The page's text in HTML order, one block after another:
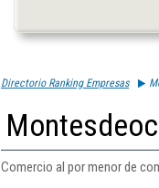
Directorio Ranking Empresas
Comercio al por menor de